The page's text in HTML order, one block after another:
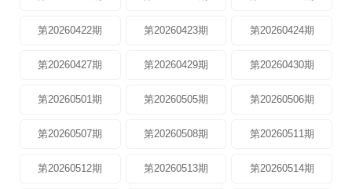
第20260422期 第20260423期 第20260424期
第20260427期 第20260429期 第20260430期
第20260501期 第20260505期 第20260506期
第20260507期 第20260508期 第20260511期
第20260512期 第20260513期 第20260514期